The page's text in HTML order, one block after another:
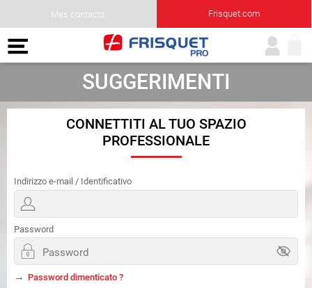
Mes contacts Frisquet.com
SUGGERIMENTI
CONNETTITI AL TUO SPAZIO
PROFESSIONALE
Indirizzo e-mail / Identificativo
Password
Password dimenticato ?